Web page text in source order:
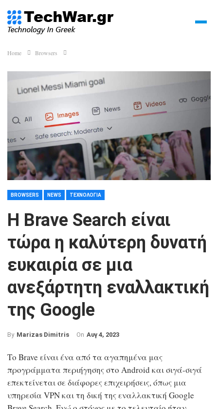
Home Browsers
BROWSERS NEWS ΤΕΧΝΟΛΟΓΊΑ
Η Brave Search είναι
τώρα η καλύτερη δυνατή
ευκαιρία σε μια
ανεξάρτητη εναλλακτική
της Google
By Marizas Dimitris On Αυγ 4, 2023
Το Brave είναι ένα από τα αγαπημένα μας
προγράμματα περιήγησης στο Android και σιγά-σιγά
επεκτείνεται σε διάφορες επιχειρήσεις, όπως μια
υπηρεσία VPN και τη δική της εναλλακτική Google